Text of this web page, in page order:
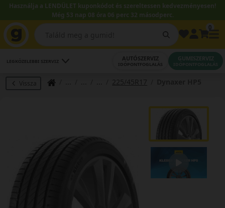
Használja a LENDÜLET kuponkódot és szereltessen kedvezményesen!
Még 53 nap 08 óra 06 perc 31 másodperc.
LEGKÖZELEBBI SZERVIZ AUTÓSZERVIZ
IDŐPONTFOGLALÁS
GUMISZERVIZ
IDŐPONTFOGLALÁS
Vissza 225/45R17